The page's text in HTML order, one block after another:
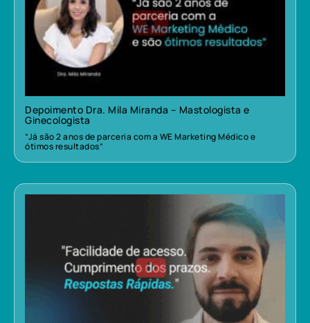
Depoimento Dra. Mila Miranda – Mastologista e
Ginecologista
“Já são 2 anos de parceria com a WE Marketing Médico e
ótimos resultados”